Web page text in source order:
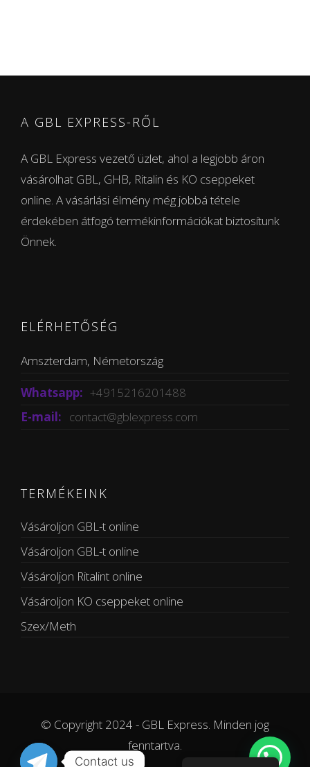
A GBL EXPRESS-RŐL
A GBL Express vezető üzlet, ahol a legjobb áron
vásárolhat GBL, GHB, Ritalin és KO cseppeket
online. A vásárlási élmény még jobbá tétele
érdekében átfogó termékinformációkat biztosítunk
Önnek.
ELÉRHETŐSÉG
Amszterdam, Németország
Whatsapp: +4915216201488
E-mail: contact@gblexpress.com
TERMÉKEINK
Vásároljon GBL-t online
Vásároljon GBL-t online
Vásároljon Ritalint online
Vásároljon KO cseppeket online
Szex/Meth
© Copyright 2024 - GBL Express. Minden jog
fenntartva.
Contact us